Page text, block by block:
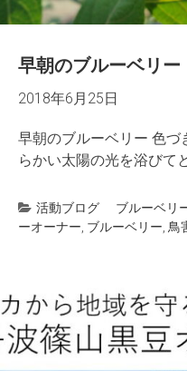
早朝のブルーベリー
2018年6月25日
早朝のブルーベリー 色づ
らかい太陽の光を浴びて
活動ブログ ブルーベリ
ーオーナー ブルーベリー 鳥